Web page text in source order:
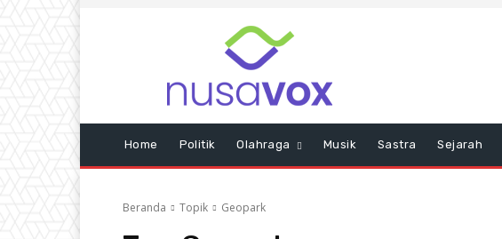
Home Politik Olahraga Musik Sastra Sejarah
Beranda Topik Geopark